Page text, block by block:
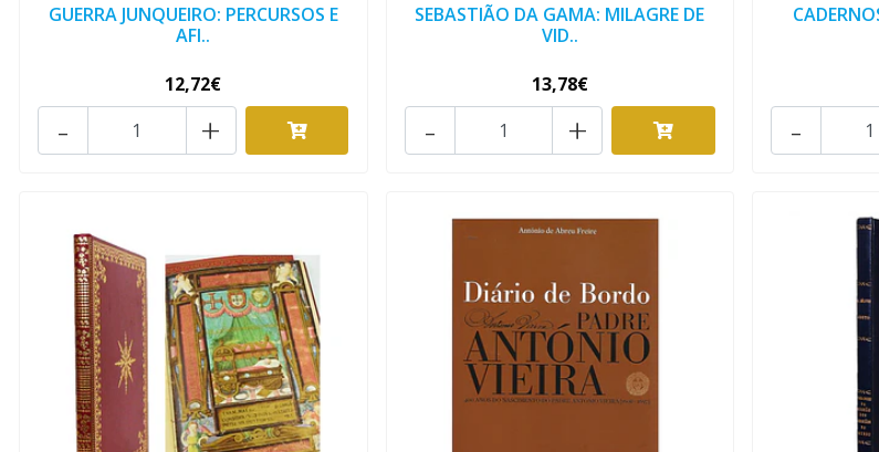
GUERRA JUNQUEIRO: PERCURSOS E
AFI..
12,72€
+
-
SEBASTIÃO DA GAMA: MILAGRE DE
VID..
13,78€
+
- -